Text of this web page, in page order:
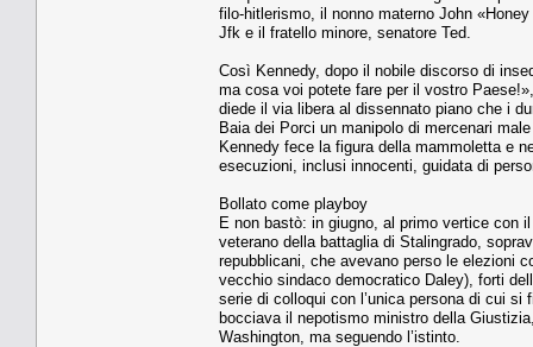
filo-hitlerismo, il nonno materno John
Jfk e il fratello minore, senatore Ted.
Così Kennedy, dopo il nobile discorso di
ma cosa voi potete fare per il vostro
diede il via libera al dissennato piano che i
Baia dei Porci un manipolo di mercenari
Kennedy fece la figura della mammoletta e
esecuzioni, inclusi innocenti, guidata di
Bollato come playboy
E non bastò: in giugno, al primo vertice con
veterano della battaglia di Stalingrado,
repubblicani, che avevano perso le elezioni
vecchio sindaco democratico Daley), forti
serie di colloqui con l’unica persona di cui
bocciava il nepotismo ministro della
Washington, ma seguendo l’istinto.